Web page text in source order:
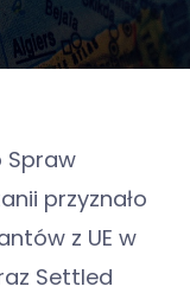
Spraw
przyznało
z UE w
Settled